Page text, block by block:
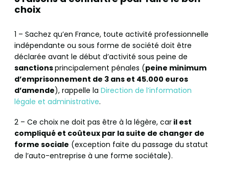
choix
1 – Sachez qu’en France, toute activité professionnelle
indépendante ou sous forme de société doit être
déclarée avant le début d’activité sous peine de
sanctionsprincipalement pénales (peine minimum
d’emprisonnement de 3 ans et 45.000 euros
d’amende), rappelle la Direction de l’information
légale et administrative.
2 – Ce choix ne doit pas être à la légère, car il est
compliqué et coûteux par la suite de changer de
forme sociale (exception faite du passage du statut
de l’auto-entreprise à une forme sociétale).